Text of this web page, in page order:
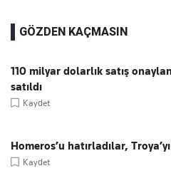
GÖZDEN KAÇMASIN
110 milyar dolarlık satış
satıldı
Kaydet
Homeros’u hatırladılar,
Kaydet